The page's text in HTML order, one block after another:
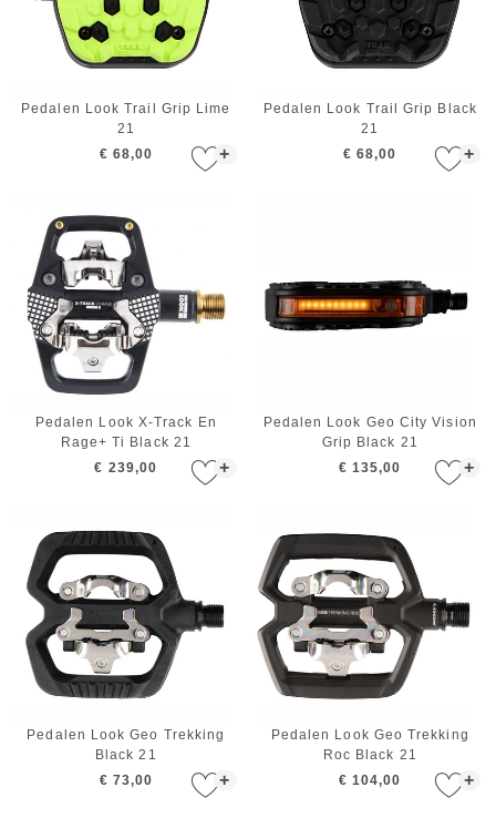
+
Pedalen Look Trail Grip Lime
21
€ 68,00
+
Pedalen Look Trail Grip Black
21
€ 68,00
+
Pedalen Look X-Track En
Rage+ Ti Black 21
€ 239,00
+
Pedalen Look Geo City Vision
Grip Black 21
€ 135,00
+
Pedalen Look Geo Trekking
Black 21
€ 73,00
+
Pedalen Look Geo Trekking
Roc Black 21
€ 104,00